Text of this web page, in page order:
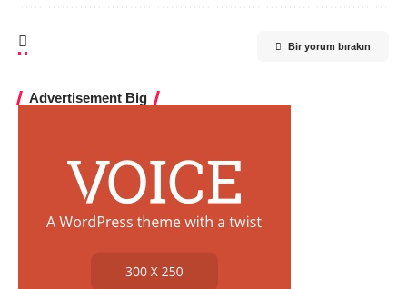
Bir yorum bırakın
Advertisement Big